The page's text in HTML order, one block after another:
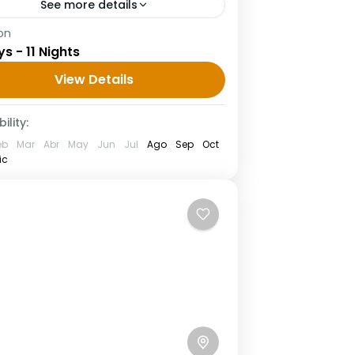
See more details
Tánger desierto Merzouga vía
Día 1: Tánger Comenzando
tour Itinerario de 12 días Tánger
Merzouga vía Tánger hoy
conductor/guía los...
- 11 Nights
View Details
Mar Abr May Jun Jul Ago Sep
Oct